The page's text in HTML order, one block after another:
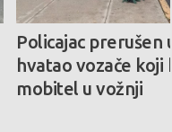
Policajac prerušen
hvatao vozače koji
mobitel u vožnji